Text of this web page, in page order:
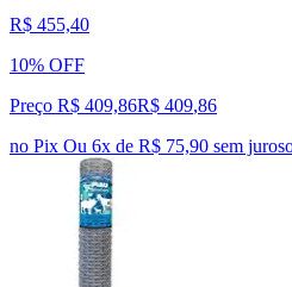
R$ 455,40
10% OFF
Preço R$ 409,86R$ 409,86
no Pix Ou 6x de R$ 75,90 sem juros